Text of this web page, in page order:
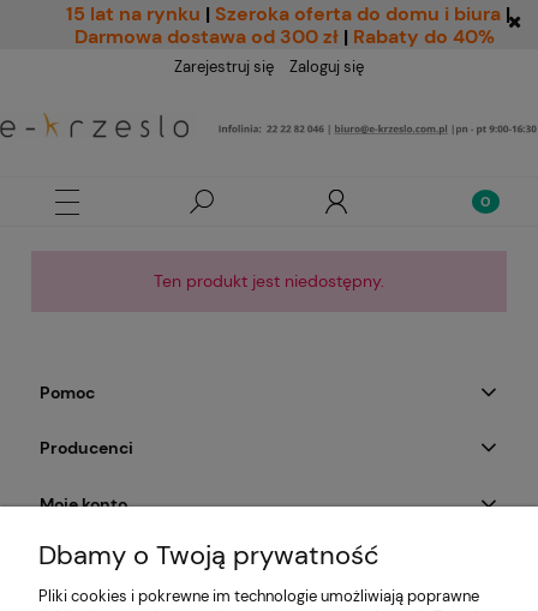
15 lat na rynku | Szeroka oferta do domu i biura |
Darmowa dostawa od 300 zł | Rabaty do 40%
Zarejestruj się Zaloguj się
Ten produkt jest niedostępny.
Pomoc
Producenci
Moje konto
Na skróty
Dbamy o Twoją prywatność
Pliki cookies i pokrewne im technologie umożliwiają poprawne